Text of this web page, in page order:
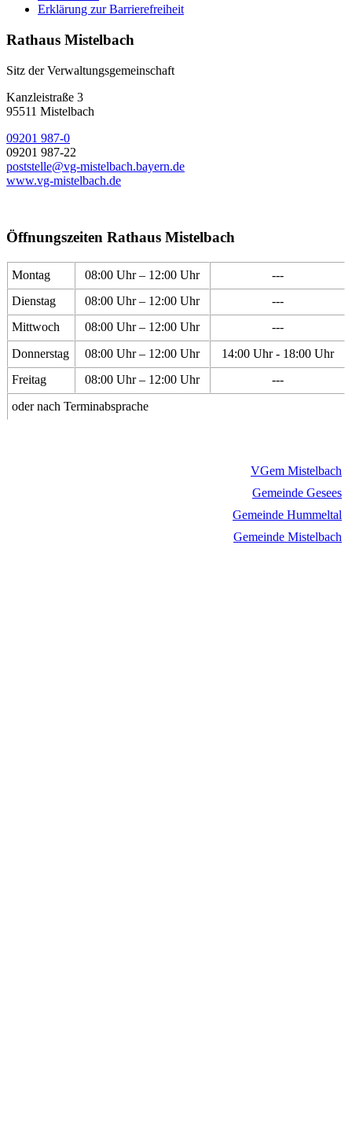
Erklärung zur Barrierefreiheit
Rathaus Mistelbach
Sitz der Verwaltungsgemeinschaft
Kanzleistraße 3
95511 Mistelbach
09201 987-0
09201 987-22
poststelle@vg-mistelbach.bayern.de
www.vg-mistelbach.de
Öffnungszeiten Rathaus Mistelbach
Montag 08:00 Uhr – 12:00 Uhr
---
Dienstag
08:00 Uhr – 12:00 Uhr
---
Mittwoch
08:00 Uhr – 12:00 Uhr
---
Donnerstag
08:00 Uhr – 12:00 Uhr
14:00 Uhr - 18:00 Uhr
Freitag
08:00 Uhr – 12:00 Uhr
---
oder nach Terminabsprache
VGem Mistelbach
Gemeinde Gesees
Gemeinde Hummeltal
Gemeinde Mistelbach